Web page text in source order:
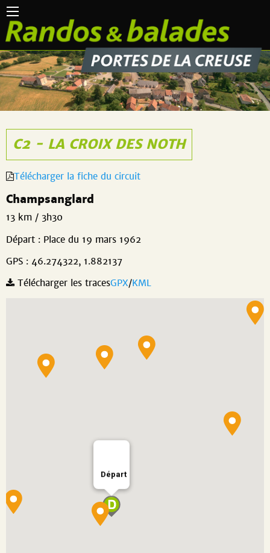
C2 - LA CROIX DES NOTH
Télécharger la fiche du circuit
Champsanglard
13 km / 3h30
Départ : Place du 19 mars 1962
GPS : 46.274322, 1.882137
Télécharger les tracesGPX/KML
Départ